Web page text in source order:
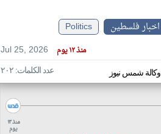
اخبار فلسطين
Politics
Jul 25, 2026
منذ ١٢ يوم
وكالة شمس نيوز عدد الكلمات: ٢٠٢
منذ ١٣
يوم